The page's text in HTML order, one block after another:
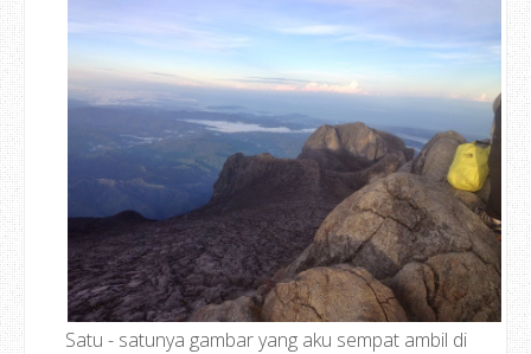
Satu - satunya gambar yang aku sempat ambil di